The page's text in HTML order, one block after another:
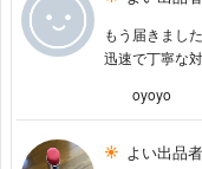
もう届きまし
迅速で丁寧な
oyoyo
よい出品